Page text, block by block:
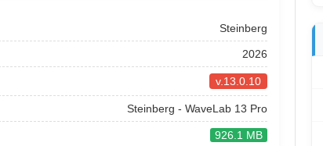
Steinberg
2026
v.13.0.10
Steinberg - WaveLab 13 Pro
926.1 MB